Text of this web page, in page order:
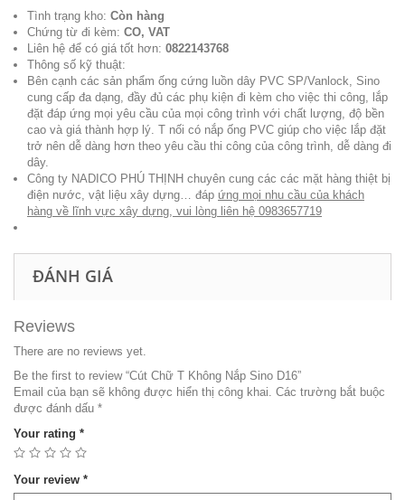
Tình trạng kho: Còn hàng
Chứng từ đi kèm: CO, VAT
Liên hệ để có giá tốt hơn: 0822143768
Thông số kỹ thuật:
Bên cạnh các sản phẩm ống cứng luồn dây PVC SP/Vanlock , Sino
cung cấp đa dạng, đầy đủ các phụ kiện đi kèm cho việc thi công, lắp
đặt đáp ứng mọi yêu cầu của mọi công trình với chất lượng, độ bền
cao và giá thành hợp lý. T nối có nắp ống PVC giúp cho việc lắp đặt
trở nên dễ dàng hơn theo yêu cầu thi công của công trình, dễ dàng đi
dây.
Công ty NADICO PHÚ THỊNH chuyên cung các các mặt hàng thiệt bị
điện nước, vật liệu xây dựng… đáp ứng mọi nhu cầu của khách
hàng về lĩnh vực xây dựng, vui lòng liên hệ 0983657719
ĐÁNH GIÁ
Reviews
There are no reviews yet.
Be the first to review “Cút Chữ T Không Nắp Sino D16”
Email của bạn sẽ không được hiển thị công khai. Các trường bắt buộc
được đánh dấu *
Your rating *
Your review *